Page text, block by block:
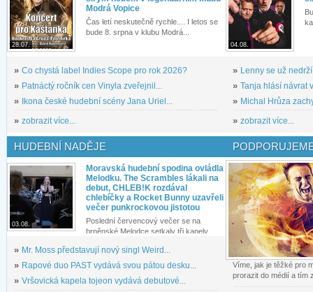
28.07.
Modrá Vopice
Čas letí neskutečně rychle.... I letos se
bude 8. srpna v klubu Modrá...
» Co chystá label Indies Scope pro rok 2026?
» Patnáctý ročník cen Vinyla zveřejnil...
»
Ikona české hudební scény Jana Uriel...
» zobrazit více...
04.08.
» Lenny se už
» Tanja hlásí návrat
» Michal Hrůza
» zobrazit více...
HUDEBNÍ NADĚJE
03.08.
Moravská hudební spodina ovládla
Melodku. The Scrambles lákali na
debut, CHLEB!K rozdával
chlebíčky a Rocket Bunny uzavřeli
večer punkrockovou jistotou
Poslední červencový večer se na
brněnské Melodce setkaly tři kapely...
» Mr. Moss představují nový singl Weird...
» Rapové duo PAST vydává svou pátou desku...
» Vršovická kapela tojeon vydává debutové...
Víme, jak je těžké pro
prorazit do médií a tím